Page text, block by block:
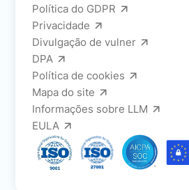
Política do GDPR
Privacidade
Divulgação de vulner
DPA
Política de cookies
Mapa do site
Informações sobre LLM
EULA